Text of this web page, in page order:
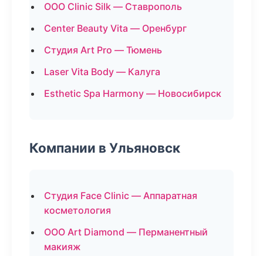
ООО Clinic Silk — Ставрополь
Center Beauty Vita — Оренбург
Студия Art Pro — Тюмень
Laser Vita Body — Калуга
Esthetic Spa Harmony — Новосибирск
Компании в Ульяновск
Студия Face Clinic — Аппаратная
косметология
ООО Art Diamond — Перманентный
макияж